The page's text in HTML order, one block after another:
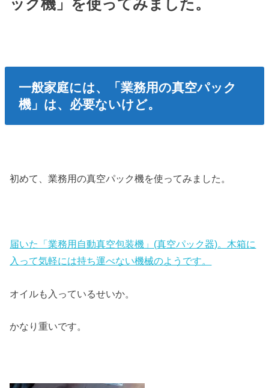
ック機」を使ってみました。
一般家庭には、「業務用の真空パック
機」は、必要ないけど。
初めて、業務用の真空パック機を使ってみました。
届いた「業務用自動真空包装機」(真空パック器)。木箱に
入って気軽には持ち運べない機械のようです。
オイルも入っているせいか。
かなり重いです。